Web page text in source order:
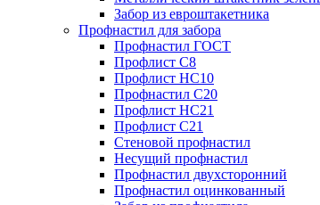
Забор из евроштакетника
Профнастил для забора
Профнастил ГОСТ
Профлист С8
Профлист НС10
Профнастил С20
Профлист НС21
Профлист С21
Стеновой профнастил
Несущий профнастил
Профнастил двухсторонний
Профнастил оцинкованный